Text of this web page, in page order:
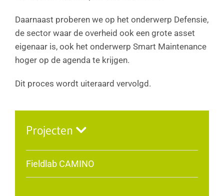
Daarnaast proberen we op het onderwerp Defensie,
de sector waar de overheid ook een grote asset
eigenaar is, ook het onderwerp Smart Maintenance
hoger op de agenda te krijgen.
Dit proces wordt uiteraard vervolgd.
Projecten
Fieldlab CAMINO